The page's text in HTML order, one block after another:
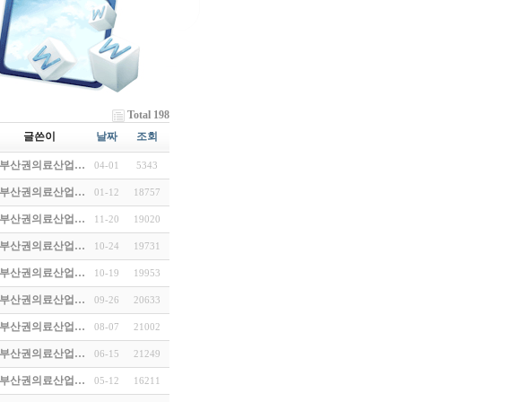
Total 198
글쓴이 날짜 조회
부산권의료산업… 04-01 5343
부산권의료산업… 01-12 18757
부산권의료산업… 11-20 19020
부산권의료산업… 10-24 19731
부산권의료산업… 10-19 19953
부산권의료산업… 09-26 20633
부산권의료산업… 08-07 21002
부산권의료산업… 06-15 21249
부산권의료산업… 05-12 16211